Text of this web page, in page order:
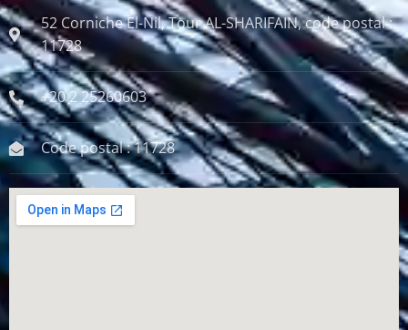
52 Corniche El-Nil, Tour AL-SHARIFAIN, code postal :
11728
+20 2 25260603
Code postal : 11728